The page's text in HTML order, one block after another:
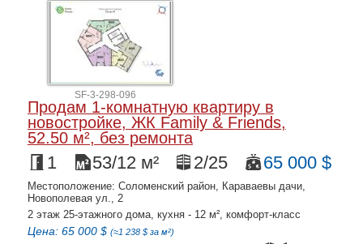
SF-3-298-096
Продам 1-комнатную квартиру в
новостройке, ЖК Family & Friends,
52.50 м², без ремонта
1 53/12 м² 2/25 65 000 $
Местоположение: Соломенский район, Караваевы дачи,
Новополевая ул., 2
2 этаж 25-этажного дома, кухня - 12 м², комфорт-класс
Цена: 65 000 $ (≈1 238 $ за м²)